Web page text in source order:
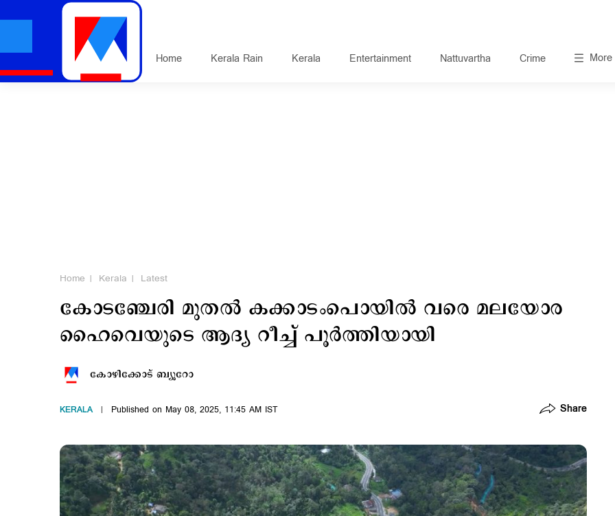
Home Kerala Rain Kerala Entertainment Nattuvartha Crime More
Home Kerala Latest
കോടഞ്ചേരി മുതല്‍ കക്കാടംപൊയില്‍ വരെ മലയോര
ഹൈവെയുടെ ആദ്യ റീച്ച് പൂര്‍ത്തിയായി
കോഴിക്കോട് ബ്യൂറോ
KERALA Published on May 08, 2025, 11:45 AM IST Share